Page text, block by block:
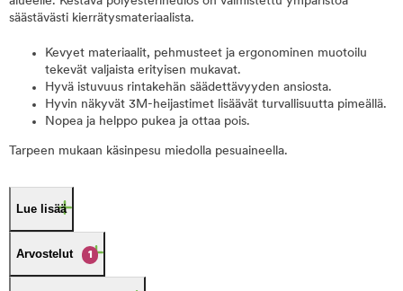
säästävästi kierrätysmateriaalista.
Kevyet materiaalit, pehmusteet ja ergonominen muotoilu
tekevät valjaista erityisen mukavat.
Hyvä istuvuus rintakehän säädettävyyden ansiosta.
Hyvin näkyvät 3M-heijastimet lisäävät turvallisuutta pimeällä.
Nopea ja helppo pukea ja ottaa pois.
Tarpeen mukaan käsinpesu miedolla pesuaineella.
Lue lisää
Arvostelut 1